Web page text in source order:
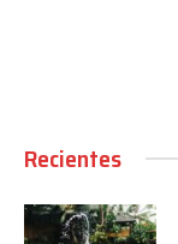
Recientes